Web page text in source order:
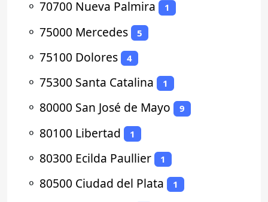
⚬ 70700 Nueva Palmira 1
⚬ 75000 Mercedes 5
⚬ 75100 Dolores 4
⚬ 75300 Santa Catalina 1
⚬ 80000 San José de Mayo 9
⚬ 80100 Libertad 1
⚬ 80300 Ecilda Paullier 1
⚬ 80500 Ciudad del Plata 1